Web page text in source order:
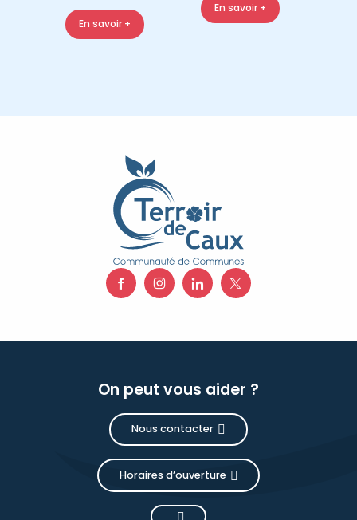
En savoir +
En savoir +
On peut vous aider ?
Nous contacter
Horaires d’ouverture